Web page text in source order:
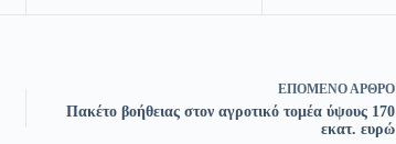
ΕΠΌΜΕΝΟΆΡΘΡΟ
Πακέτο βοήθειας στον αγροτικό τομέα ύψους 170
εκατ. ευρώ